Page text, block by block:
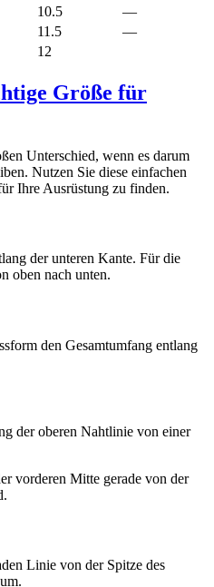
10.5
—
11.5
—
12
Größe für
Unterschied, wenn es darum
Nutzen Sie diese einfachen
Ihre Ausrüstung zu finden.
der unteren Kante. Für die
oben nach unten.
den Gesamtumfang entlang
der oberen Nahtlinie von einer
vorderen Mitte gerade von der
Linie von der Spitze des